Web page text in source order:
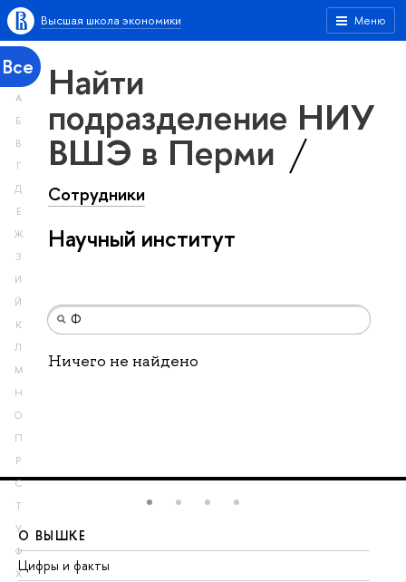
Меню
Высшая школа экономики
Все
А
Б
В
Г
Д
Е
Ж
З
И
Й
К
Л
М
Н
О
П
Р
С
Т
У
Ф
Х
Найти
подразделение НИУ
ВШЭ в Перми
Сотрудники
Научный институт
Ничего не найдено
О ВЫШКЕ
Цифры и факты